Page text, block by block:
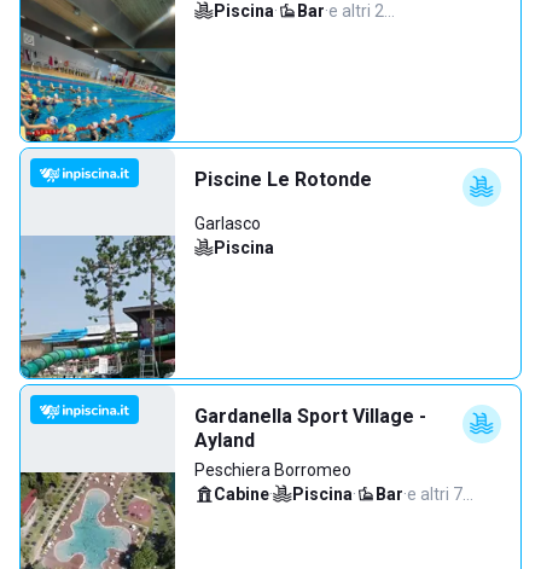
Piscina· Bar·e altri 2…
Piscine Le Rotonde
Garlasco
Piscina
Gardanella Sport Village -
Ayland
Peschiera Borromeo
Cabine· Piscina· Bar·e altri 7…